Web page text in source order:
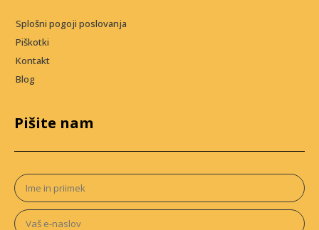
Splošni pogoji poslovanja
Piškotki
Kontakt
Blog
Pišite nam